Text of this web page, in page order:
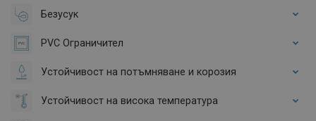
Безусук
PVC Ограничител
Устойчивост на потъмняване и корозия
Устойчивост на висока температура